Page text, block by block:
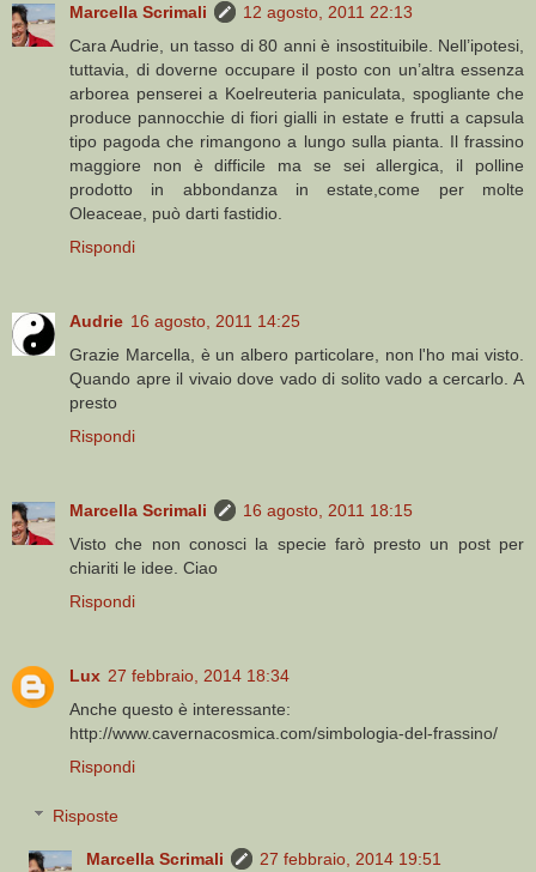
Marcella Scrimali
12 agosto, 2011 22:13
Cara Audrie, un tasso di 80 anni è insostituibile. Nell’ipotesi,
tuttavia, di doverne occupare il posto con un’altra essenza
arborea penserei a Koelreuteria paniculata, spogliante che
produce pannocchie di fiori gialli in estate e frutti a capsula
tipo pagoda che rimangono a lungo sulla pianta. Il frassino
maggiore non è difficile ma se sei allergica, il polline
prodotto in abbondanza in estate,come per molte
Oleaceae, può darti fastidio.
Rispondi
Audrie 16 agosto, 2011 14:25
Grazie Marcella, è un albero particolare, non l'ho mai visto.
Quando apre il vivaio dove vado di solito vado a cercarlo. A
presto
Rispondi
Marcella Scrimali
16 agosto, 2011 18:15
Visto che non conosci la specie farò presto un post per
chiariti le idee. Ciao
Rispondi
Lux 27 febbraio, 2014 18:34
Anche questo è interessante:
http://www.cavernacosmica.com/simbologia-del-frassino/
Rispondi
Risposte
Marcella Scrimali
27 febbraio, 2014 19:51